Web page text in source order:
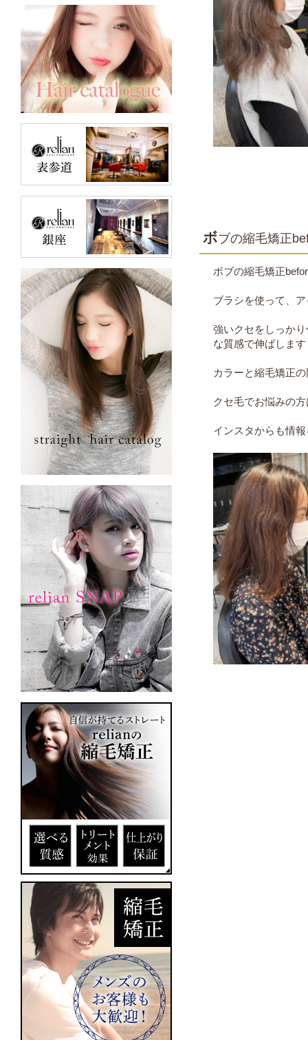
ボブの縮毛矯正
ボブの縮毛矯正
ブラシを使って、
強いクセをしっか
な質感で伸ばします
カラーと縮毛矯正
クセ毛でお悩みの
インスタからも情